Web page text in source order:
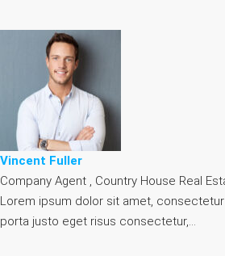
Vincent Fuller
Company Agent , Country House Real
Lorem ipsum dolor sit amet,
porta justo eget risus consectetur,…